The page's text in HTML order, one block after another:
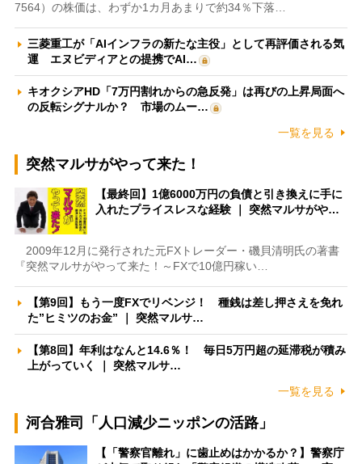
7564）の株価は、わずか1カ月あまりで約34％下落…
三菱重工が「AIインフラの新たな主役」として再評価される気
運 エヌビディアとの提携でAI…
キオクシアHD「7万円割れからの急反発」は再びの上昇局面へ
の反転シグナルか？ 市場のムー…
一覧を見る
突然マルサがやって来た！
【最終回】1億6000万円の負債と引き換えに手に
入れたプライスレスな経験 ｜ 突然マルサがや…
2009年12月に発行された元FXトレーダー・磯貝清明氏の著書
『突然マルサがやって来た！～FXで10億円稼い…
【第9回】もう一度FXでリベンジ！ 種銭は差し押さえを免れ
た”ヒミツのお金” ｜ 突然マルサ…
【第8回】年利はなんと14.6％！ 毎日5万円超の延滞税が積み
上がっていく ｜ 突然マルサ…
一覧を見る
河合雅司「人口減少ニッポンの活路」
【「警察官離れ」に歯止めはかかるか？】警察庁